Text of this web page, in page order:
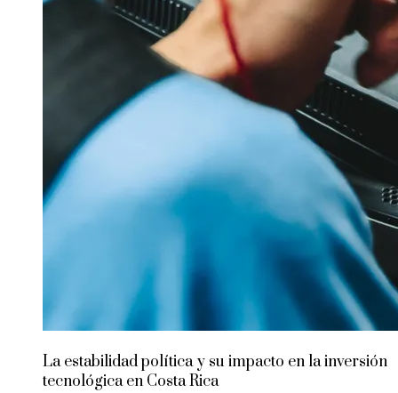
La estabilidad política y su impacto en la inversión
tecnológica en Costa Rica